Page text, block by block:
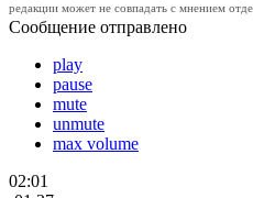
редакции может не совпадать с мнением
Сообщение отправлено
play
pause
mute
unmute
max volume
02:01